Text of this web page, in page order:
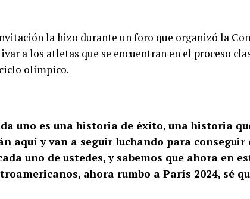
la hizo durante un foro que organizó la
a los atletas que se encuentran en el proceso
olímpico.
uno es una historia de éxito, una historia
aquí y van a seguir luchando para
uno de ustedes, y sabemos que ahora en
ahora rumbo a París 2024, sé